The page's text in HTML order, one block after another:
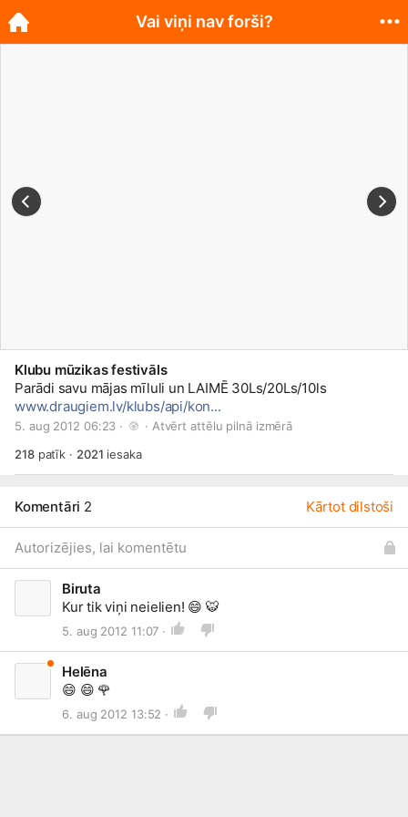
Klubu mūzikas festivāls
Parādi savu mājas mīluli un LAIMĒ 30Ls/20Ls/10ls
www.draugiem.lv/klubs/api/kon...
5. aug 2012 06:23 · · Atvērt attēlu pilnā izmērā
218patīk · 2021 iesaka
Komentāri 2 Kārtot dilstoši
Autorizējies, lai komentētu
Biruta
Kur tik viņi neielien! 😄 🐯
5. aug 2012 11:07 ·
Helēna
😄 😄 🌹
6. aug 2012 13:52 ·
Vai viņi nav forši?